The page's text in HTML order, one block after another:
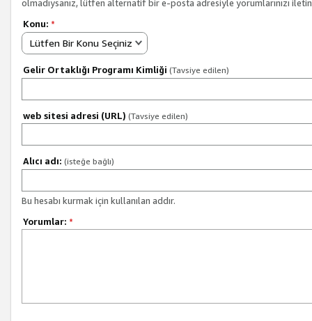
olmadıysanız, lütfen alternatif bir e-posta adresiyle yorumlarınızı
Konu: *
Lütfen Bir Konu Seçiniz
Gelir Ortaklığı Programı Kimliği (Tavsiye edilen)
web sitesi adresi (URL) (Tavsiye edilen)
Alıcı adı: (isteğe bağlı)
Bu hesabı kurmak için kullanılan addır.
Yorumlar: *